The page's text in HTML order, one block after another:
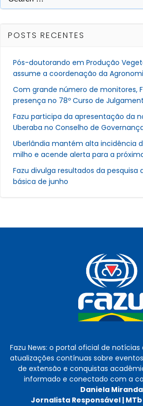
for:
POSTS RECENTES
Pós-doutorando em Produção
assume a coordenação da
Com grande número de monitores,
presença no 78º Curso de
Fazu participa da apresentação da
Uberaba no Conselho de
Uberlândia mantém alta incidência
milho e acende alerta para a
Fazu divulga resultados da pesquisa
básica de junho
Fazu News: o portal oficial de
atualizações contínuas sobre
de extensão e conquistas
informado e conectado com a
Daniela Miranda
Jornalista Responsável |